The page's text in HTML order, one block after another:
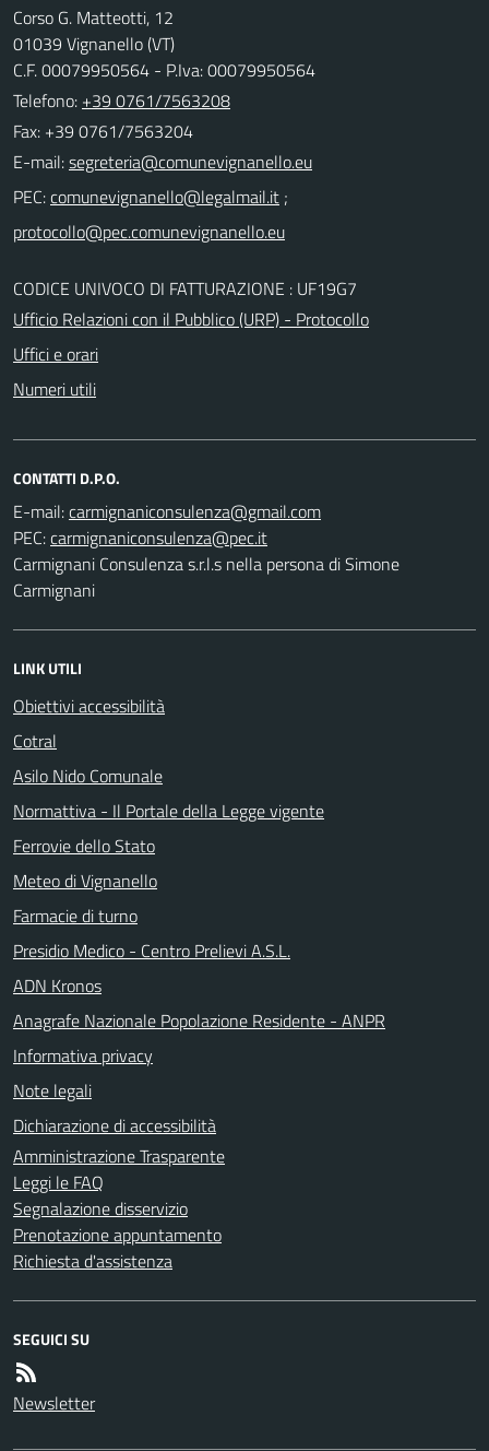
Corso G. Matteotti, 12
01039 Vignanello (VT)
C.F. 00079950564 - P.Iva: 00079950564
Telefono: +39 0761/7563208
Fax: +39 0761/7563204
E-mail:
PEC:
;
CODICE UNIVOCO DI FATTURAZIONE : UF19G7
Ufficio Relazioni con il Pubblico (URP) - Protocollo
Uffici e orari
Numeri utili
CONTATTI D.P.O.
E-mail:
PEC:
Carmignani Consulenza s.r.l.s nella persona di Simone
Carmignani
LINK UTILI
Obiettivi accessibilità
Cotral
Asilo Nido Comunale
Normattiva - Il Portale della Legge vigente
Ferrovie dello Stato
Meteo di Vignanello
Farmacie di turno
Presidio Medico - Centro Prelievi A.S.L.
ADN Kronos
Anagrafe Nazionale Popolazione Residente - ANPR
Informativa privacy
Note legali
Dichiarazione di accessibilità
Amministrazione Trasparente
Leggi le FAQ
Segnalazione disservizio
Prenotazione appuntamento
Richiesta d'assistenza
SEGUICI SU
Newsletter